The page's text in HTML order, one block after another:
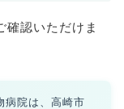
認いただけま
病院は、高崎市